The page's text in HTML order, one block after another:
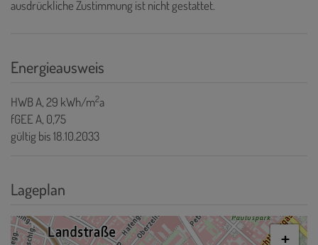
ausdrückliche Zustimmung ist nicht gestattet.
Energieausweis
HWBA, 29 kWh/m2a
fGEEA, 0,75
gültig bis18.10.2033
Lageplan
+